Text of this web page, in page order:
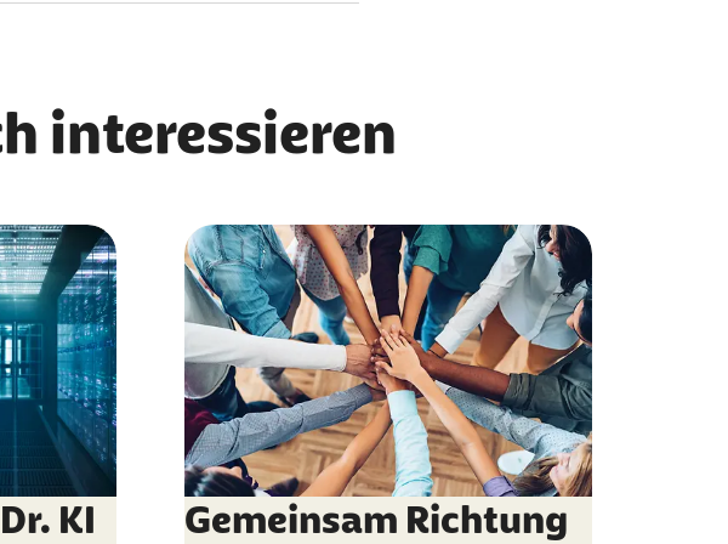
interessieren
KI
Gemeinsam Richtung